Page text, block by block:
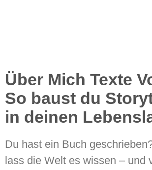
Über Mich Texte
So baust du
in deinen
Du hast ein Buch
lass die Welt es wissen – und